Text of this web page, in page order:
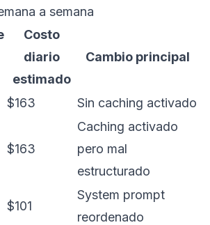
a semana
Costo
diario
estimado
Cambio principal
$163 Sin caching activado
$163
Caching activado
pero mal
estructurado
$101
System prompt
reordenado